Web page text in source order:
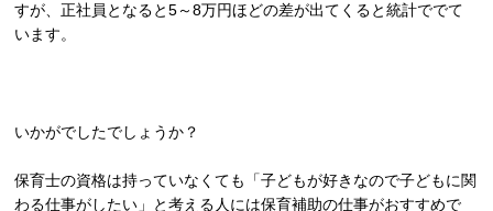
すが、正社員となると5～8万円ほどの差が出てくると統計ででて
います。
いかがでしたでしょうか？
保育士の資格は持っていなくても「子どもが好きなので子どもに関
わる仕事がしたい」と考える人には保育補助の仕事がおすすめで